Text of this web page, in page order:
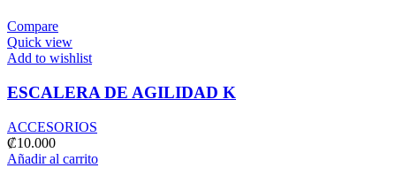
Compare
Quick view
Add to wishlist
ESCALERA DE AGILIDAD K
ACCESORIOS
₡10.000
Añadir al carrito